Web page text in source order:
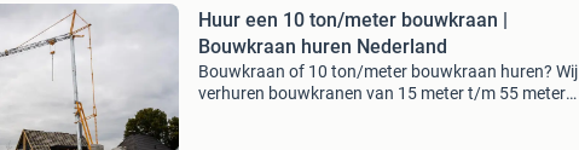
Huur een 10 ton/meter bouwkraan |
Bouwkraan huren Nederland
Bouwkraan of 10 ton/meter bouwkraan huren? Wij
verhuren bouwkranen van 15 meter t/m 55 meter